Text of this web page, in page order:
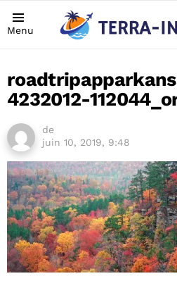
Menu
4232012-
de
juin 10, 2019, 9:48